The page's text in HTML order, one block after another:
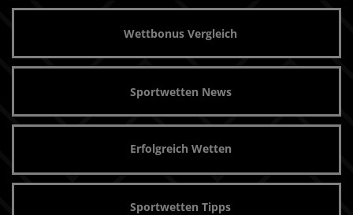
Wettbonus Vergleich
Sportwetten News
Erfolgreich Wetten
Sportwetten Tipps